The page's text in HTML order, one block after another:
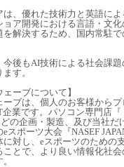
は、優れた技術力と英語に
ア開発における言語・文
を解決するため、国内常駐
今後もAI技術による社会課
す。
ェーブについて】
ブは、個人のお客様から
業です。パソコン専門店
どの企画・製造、及び当社
スポーツ大会『NASEF
に対し、eスポーツのため
とで、より良い情報化社